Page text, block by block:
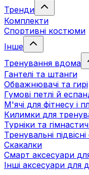
Тренди
Комплекти
Спортивні костюми
Інше
Тренування вдома
Гантелі та штанги
Обважнювачі та гирі
Гумові петлі й
М'ячі для фітнесу і
Килимки для
Турніки та
Тренувальні
Скакалки
Смарт аксесуари
Інші аксесуари для